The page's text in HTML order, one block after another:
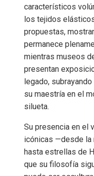
característicos
los tejidos
propuestas,
permanece
mientras museos
presentan
legado,
su maestría en el
silueta.
Su presencia en el
icónicas —desde la
hasta estrellas de
que su filosofía